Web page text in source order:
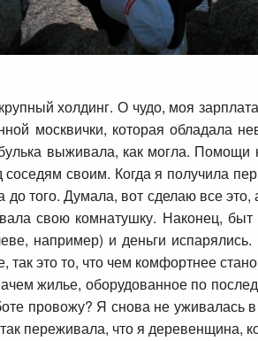
холдинг. О чудо, моя
москвички, которая обладала
выживала, как могла.
своим. Когда я получила
до того. Думала, вот сделаю все
свою комнатушку. Наконец,
например) и деньги
это то, что чем комфортнее
жилье, оборудованное по
провожу? Я снова не уживалась
переживала, что я деревенщина,